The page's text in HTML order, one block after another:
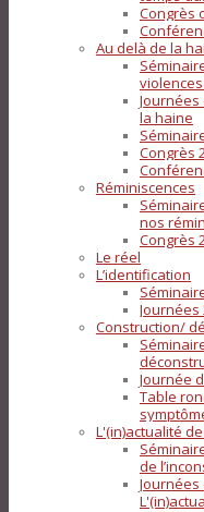
Congrès
Au delà de la
la haine
Congrès
Réminiscences
nos
Congrès
Le réel
L’identification
Journées
Construction/
Journée
Table
L'(in)actualité
de
Journées